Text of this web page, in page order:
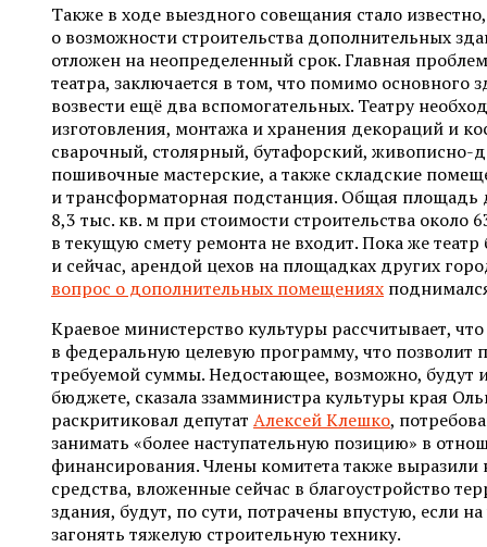
Также в ходе выездного совещания стало
о возможности строительства дополнительных
отложен на неопределенный срок. Главная
театра, заключается в том, что помимо основного
возвести ещё два вспомогательных. Театру
изготовления, монтажа и хранения декораций и
сварочный, столярный, бутафорский, живописно-
пошивочные мастерские, а также складские
и трансформаторная подстанция. Общая площадь
8,3 тыс. кв. м при стоимости строительства около
в текущую смету ремонта не входит. Пока же театр
и сейчас, арендой цехов на площадках других
вопрос о дополнительных помещениях
Краевое министерство культуры рассчитывает,
в федеральную целевую программу, что позволит
требуемой суммы. Недостающее, возможно, будут
бюджете, сказала ззамминистра культуры края
раскритиковал депутат Алексей Клешко,
занимать «более наступательную позицию» в
финансирования. Члены комитета также выразили
средства, вложенные сейчас в благоустройство
здания, будут, по сути, потрачены впустую, если
загонять тяжелую строительную технику.